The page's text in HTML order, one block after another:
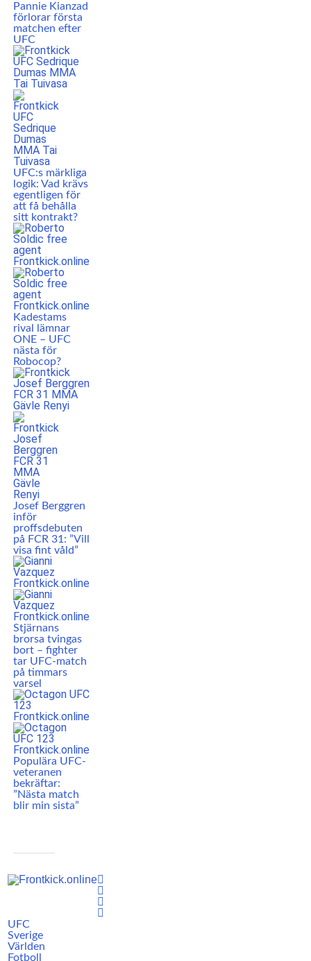
Pannie Kianzad
förlorar första
matchen efter
UFC
UFC:s märkliga
logik: Vad krävs
egentligen för
att få behålla
sitt kontrakt?
Kadestams
rival lämnar
ONE – UFC
nästa för
Robocop?
Josef Berggren
inför
proffsdebuten
på FCR 31: ”Vill
visa fint våld”
Stjärnans
brorsa tvingas
bort – fighter
tar UFC-match
på timmars
varsel
Populära UFC-
veteranen
bekräftar:
”Nästa match
blir min sista”
UFC
Sverige
Världen
Fotboll